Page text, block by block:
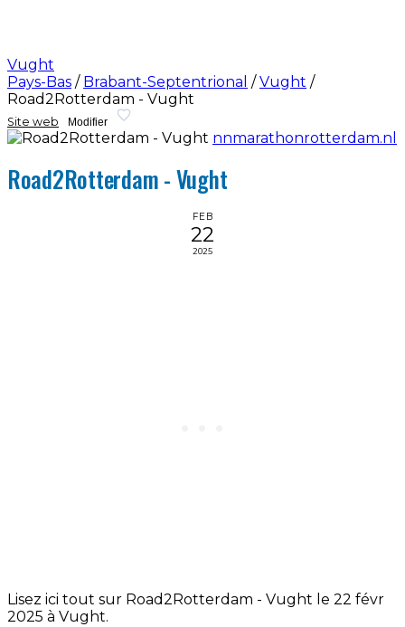
Vught
Pays-Bas / Brabant-Septentrional / Vught /
Road2Rotterdam - Vught
Site web Modifier
nnmarathonrotterdam.nl
Road2Rotterdam - Vught
FEB
22
2025
Lisez ici tout sur Road2Rotterdam - Vught le 22 févr
2025 à Vught.